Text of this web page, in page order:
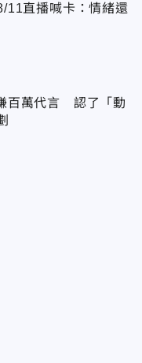
11直播喊卡：情緒還
百萬代言 認了「動